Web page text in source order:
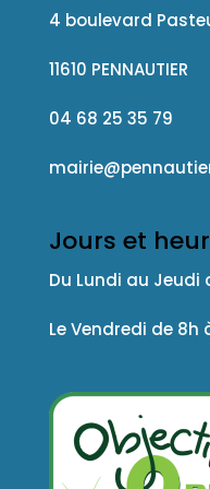
4 boulevard
11610 PENNAUTIER
04 68 25 35 79
Jours et
Du Lundi au Jeudi
Le Vendredi de 8h